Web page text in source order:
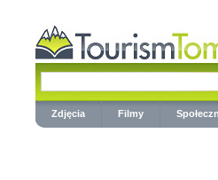
Zdjęcia Filmy